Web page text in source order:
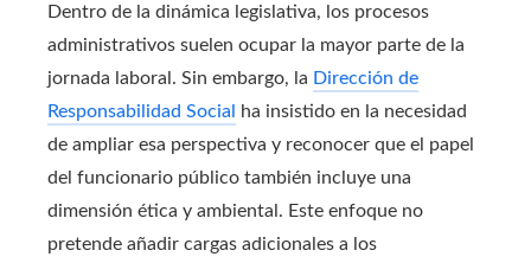
Dentro de la dinámica legislativa, los procesos
administrativos suelen ocupar la mayor parte de la
jornada laboral. Sin embargo, la Dirección de
Responsabilidad Social
ha insistido en la necesidad
de ampliar esa perspectiva y reconocer que el papel
del funcionario público también incluye una
dimensión ética y ambiental. Este enfoque no
pretende añadir cargas adicionales a los